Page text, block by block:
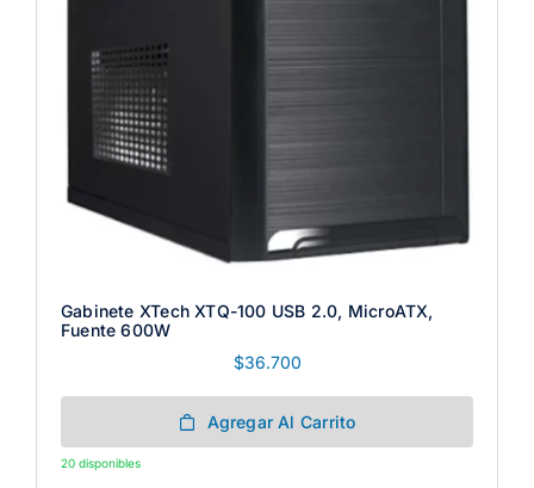
Gabinete XTech XTQ-100 USB 2.0, MicroATX,
Fuente 600W
$36.700
Agregar Al Carrito
20 disponibles